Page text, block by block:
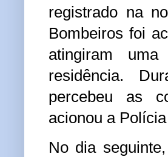
registrado na
Bombeiros foi
atingiram
residência.
percebeu as
acionou a
No dia